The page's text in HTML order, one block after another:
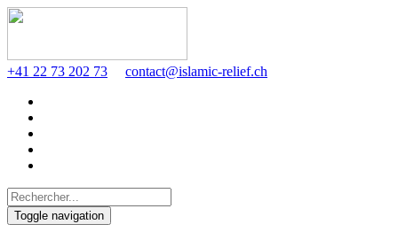
+41 22 73 202 73 contact@islamic-relief.ch
Toggle navigation